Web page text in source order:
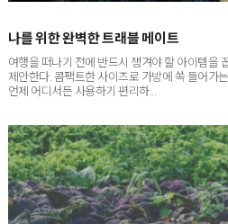
여행을 떠나기 전에 반드시 챙겨야 할 아이템을
제안한다. 콤팩트한 사이즈로 가방에 쏙 들어가
언제 어디서든 사용하기 편리하...